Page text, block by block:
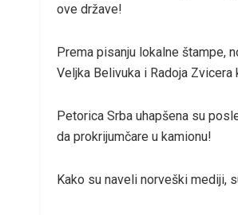
ove države!
Prema pisanju lokalne štampe,
Veljka Belivuka i Radoja
Petorica Srba uhapšena su
da prokrijumčare u kamionu!
Kako su naveli norveški mediji,